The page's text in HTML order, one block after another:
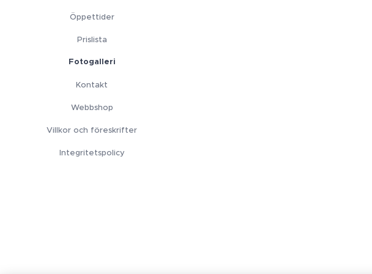
Öppettider
Prislista
Fotogalleri
Kontakt
Webbshop
Villkor och föreskrifter
Integritetspolicy